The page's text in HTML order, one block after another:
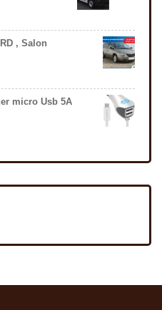
, Salon
micro Usb 5A